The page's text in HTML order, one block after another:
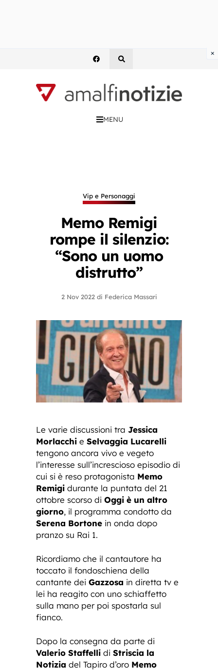
MENU
Vip e Personaggi
Memo Remigi
rompe il silenzio:
“Sono un uomo
distrutto”
2 Nov 2022 di Federica Massari
Le varie discussioni tra Jessica
Morlacchi e Selvaggia Lucarelli
tengono ancora vivo e vegeto
l’interesse sull’increscioso episodio di
cui si è reso protagonista Memo
Remigi durante la puntata del 21
ottobre scorso di Oggi è un altro
giorno, il programma condotto da
Serena Bortone in onda dopo
pranzo su Rai 1.
Ricordiamo che il cantautore ha
toccato il fondoschiena della
cantante dei Gazzosa in diretta tv e
lei ha reagito con uno schiaffetto
sulla mano per poi spostarla sul
fianco.
Dopo la consegna da parte di
Valerio Staffelli di Striscia la
Notizia del Tapiro d’oro Memo
×